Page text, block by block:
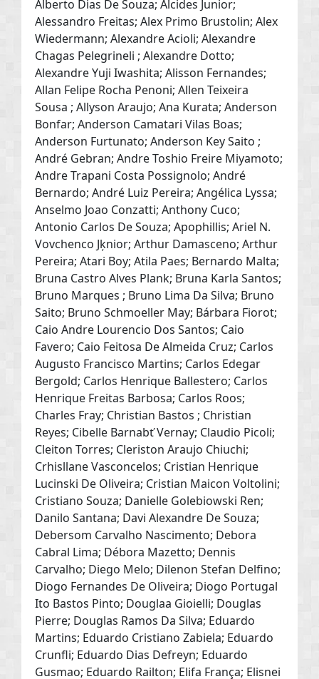
Alberto Dias De Souza; Alcides Junior;
Alessandro Freitas; Alex Primo Brustolin; Alex
Wiedermann; Alexandre Acioli; Alexandre
Chagas Pelegrineli ; Alexandre Dotto;
Alexandre Yuji Iwashita; Alisson Fernandes;
Allan Felipe Rocha Penoni; Allen Teixeira
Sousa ; Allyson Araujo; Ana Kurata; Anderson
Bonfar; Anderson Camatari Vilas Boas;
Anderson Furtunato; Anderson Key Saito ;
André Gebran; Andre Toshio Freire Miyamoto;
Andre Trapani Costa Possignolo; André
Bernardo; André Luiz Pereira; Angélica Lyssa;
Anselmo Joao Conzatti; Anthony Cuco;
Antonio Carlos De Souza; Apophillis; Ariel N.
Vovchenco Jķnior; Arthur Damasceno; Arthur
Pereira; Atari Boy; Atila Paes; Bernardo Malta;
Bruna Castro Alves Plank; Bruna Karla Santos;
Bruno Marques ; Bruno Lima Da Silva; Bruno
Saito; Bruno Schmoeller May; Bárbara Fiorot;
Caio Andre Lourencio Dos Santos; Caio
Favero; Caio Feitosa De Almeida Cruz; Carlos
Augusto Francisco Martins; Carlos Edegar
Bergold; Carlos Henrique Ballestero; Carlos
Henrique Freitas Barbosa; Carlos Roos;
Charles Fray; Christian Bastos ; Christian
Reyes; Cibelle Barnabť Vernay; Claudio Picoli;
Cleiton Torres; Cleriston Araujo Chiuchi;
Crhisllane Vasconcelos; Cristian Henrique
Lucinski De Oliveira; Cristian Maicon Voltolini;
Cristiano Souza; Danielle Golebiowski Ren;
Danilo Santana; Davi Alexandre De Souza;
Debersom Carvalho Nascimento; Debora
Cabral Lima; Débora Mazetto; Dennis
Carvalho; Diego Melo; Dilenon Stefan Delfino;
Diogo Fernandes De Oliveira; Diogo Portugal
Ito Bastos Pinto; Douglaa Gioielli; Douglas
Pierre; Douglas Ramos Da Silva; Eduardo
Martins; Eduardo Cristiano Zabiela; Eduardo
Crunfli; Eduardo Dias Defreyn; Eduardo
Gusmao; Eduardo Railton; Elifa França; Elisnei